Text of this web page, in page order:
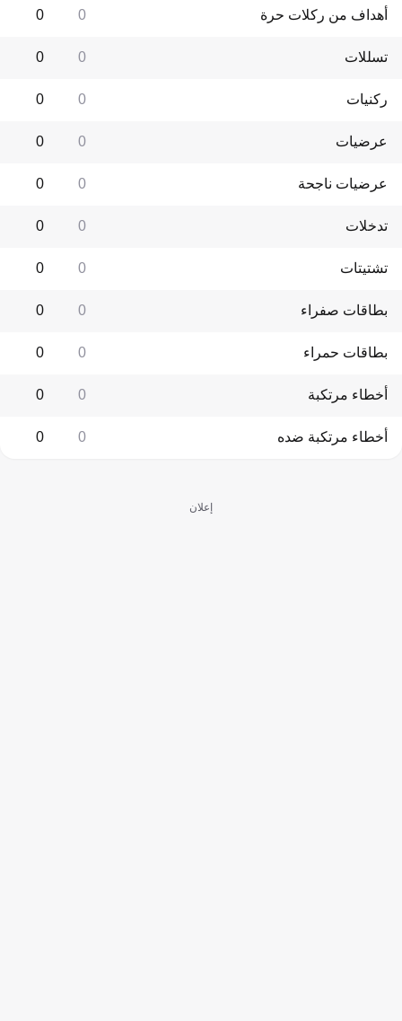
أهداف من ركلات حرة 0
0
تسللات 0
0
ركنيات 0
0
عرضيات 0
0
عرضيات ناجحة 0
0
تدخلات 0
0
تشتيتات 0
0
بطاقات صفراء 0
0
بطاقات حمراء 0
0
أخطاء مرتكبة 0
0
أخطاء مرتكبة ضده 0
0
إعلان